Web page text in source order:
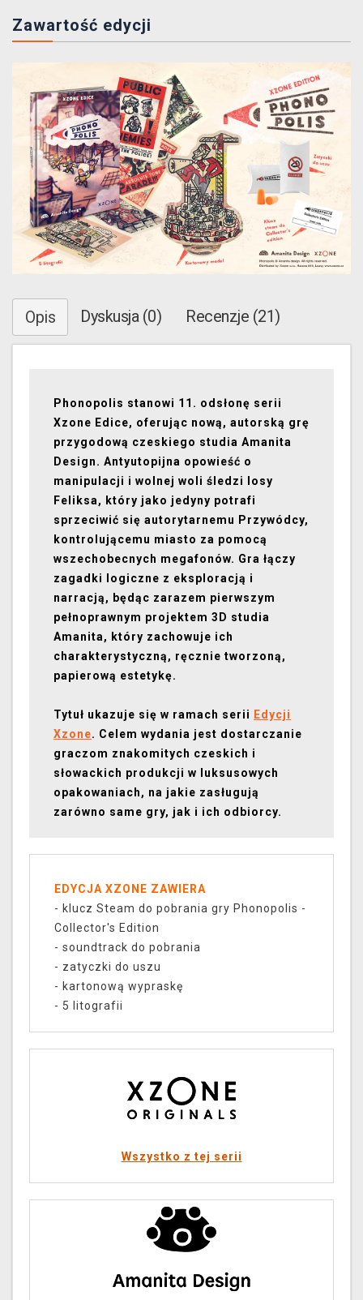
Zawartość edycji
Opis Dyskusja (0) Recenzje (21)
Phonopolis stanowi 11. odsłonę serii
Xzone Edice, oferując nową, autorską grę
przygodową czeskiego studia Amanita
Design. Antyutopijna opowieść o
manipulacji i wolnej woli śledzi losy
Feliksa, który jako jedyny potrafi
sprzeciwić się autorytarnemu Przywódcy,
kontrolującemu miasto za pomocą
wszechobecnych megafonów. Gra łączy
zagadki logiczne z eksploracją i
narracją, będąc zarazem pierwszym
pełnoprawnym projektem 3D studia
Amanita, który zachowuje ich
charakterystyczną, ręcznie tworzoną,
papierową estetykę.
Tytuł ukazuje się w ramach serii Edycji
Xzone. Celem wydania jest dostarczanie
graczom znakomitych czeskich i
słowackich produkcji w luksusowych
opakowaniach, na jakie zasługują
zarówno same gry, jak i ich odbiorcy.
EDYCJA XZONE ZAWIERA
- klucz Steam do pobrania gry Phonopolis -
Collector's Edition
- soundtrack do pobrania
- zatyczki do uszu
- kartonową wypraskę
- 5 litografii
Wszystko z tej serii